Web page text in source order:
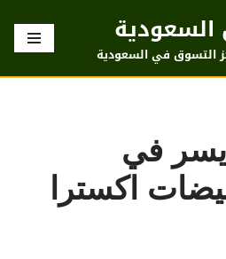
التسوق في السعودية
في
اكسترا